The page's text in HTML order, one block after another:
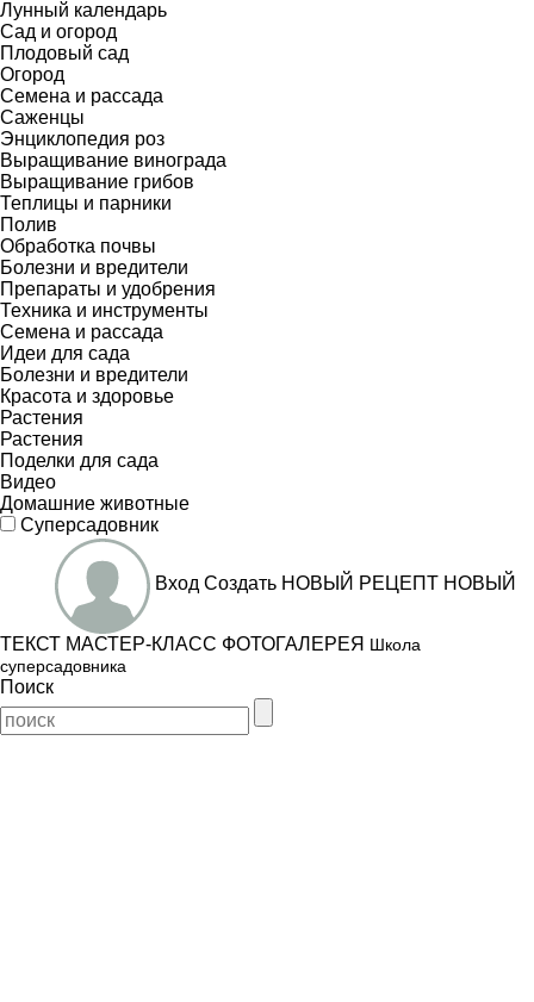
Лунный календарь
Сад и огород
Плодовый сад
Огород
Семена и рассада
Саженцы
Энциклопедия роз
Выращивание винограда
Выращивание грибов
Теплицы и парники
Полив
Обработка почвы
Болезни и вредители
Препараты и удобрения
Техника и инструменты
Семена и рассада
Идеи для сада
Болезни и вредители
Красота и здоровье
Растения
Растения
Поделки для сада
Видео
Домашние животные
Суперсадовник
Вход Создать НОВЫЙ РЕЦЕПТ НОВЫЙ
ТЕКСТ МАСТЕР-КЛАСС ФОТОГАЛЕРЕЯ Школа
суперсадовника
Поиск